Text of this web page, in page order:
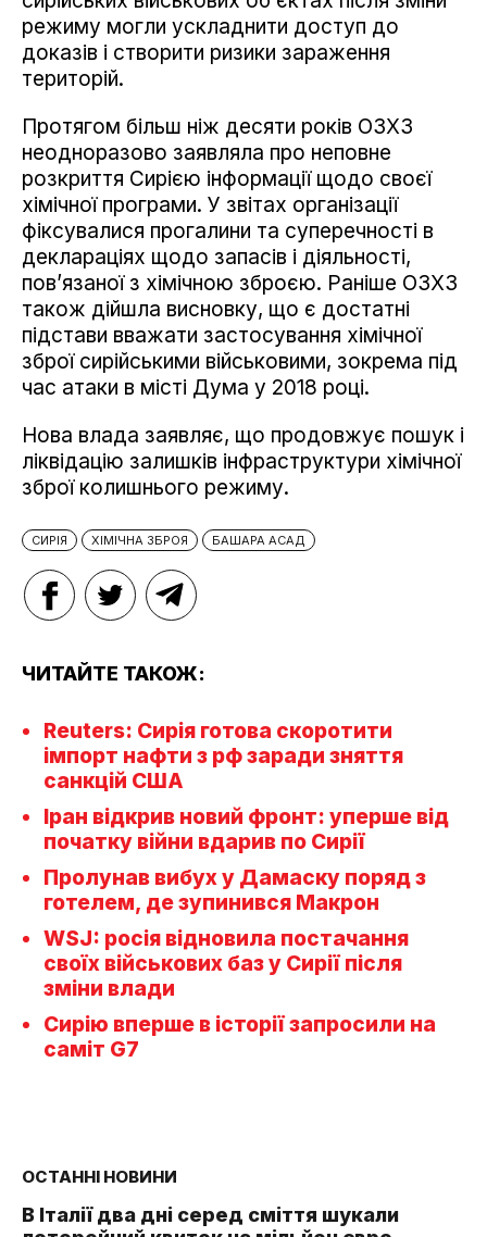
режиму могли ускладнити доступ до
доказів і створити ризики зараження
територій.
Протягом більш ніж десяти років ОЗХЗ
неодноразово заявляла про неповне
розкриття Сирією інформації щодо своєї
хімічної програми. У звітах організації
фіксувалися прогалини та суперечності в
деклараціях щодо запасів і діяльності,
пов’язаної з хімічною зброєю. Раніше ОЗХЗ
також дійшла висновку, що є достатні
підстави вважати застосування хімічної
зброї сирійськими військовими, зокрема під
час атаки в місті Дума у 2018 році.
Нова влада заявляє, що продовжує пошук і
ліквідацію залишків інфраструктури хімічної
зброї колишнього режиму.
СИРІЯ ХІМІЧНА ЗБРОЯ БАШАРА АСАД
ЧИТАЙТЕ ТАКОЖ:
Reuters: Сирія готова скоротити
імпорт нафти з рф заради зняття
санкцій США
Іран відкрив новий фронт: уперше від
початку війни вдарив по Сирії
Пролунав вибух у Дамаску поряд з
готелем, де зупинився Макрон
WSJ: росія відновила постачання
своїх військових баз у Сирії після
зміни влади
Сирію вперше в історії запросили на
саміт G7
ОСТАННІ НОВИНИ
В Італії два дні серед сміття шукали